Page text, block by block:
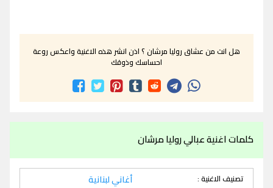
هل انت من عشاق روليا مرشان ؟ اذن انشر هذه الاغنية واعكس روعة
احساسك وذوقك
كلمات اغنية عبالي روليا مرشان
تصنيف الاغنية : أغاني لبنانية